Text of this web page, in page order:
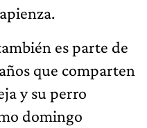
es parte de
que comparten
y su perro
domingo